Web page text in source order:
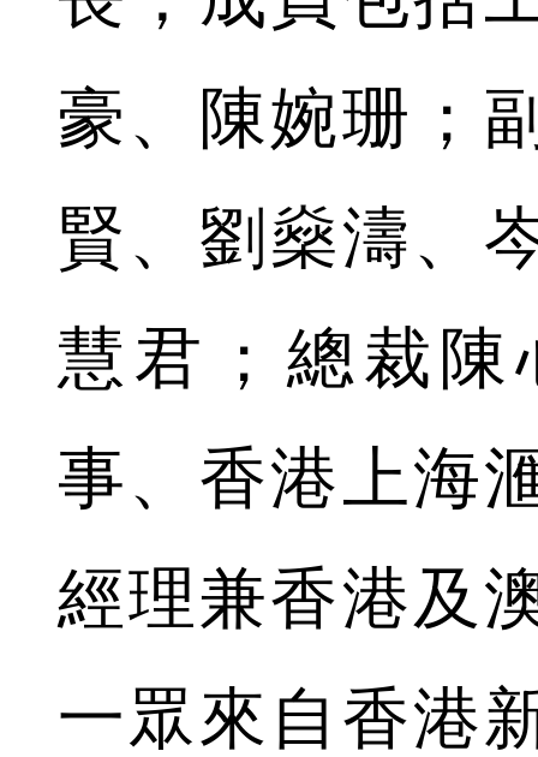
豪、陳婉珊；
賢、劉燊濤、
慧君；總裁
事、香港上海
經理兼香港及
一眾來自香港